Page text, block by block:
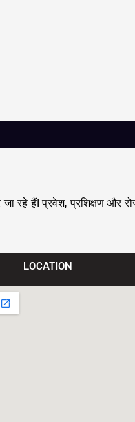
रहे हैंIप्रवेश,प्रशिक्षण और
LOCATION